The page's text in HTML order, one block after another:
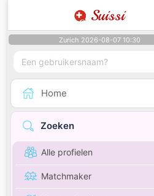
Suissi
Zurich 2026-08-07 10:30
Home
Zoeken
Alle profielen
Matchmaker